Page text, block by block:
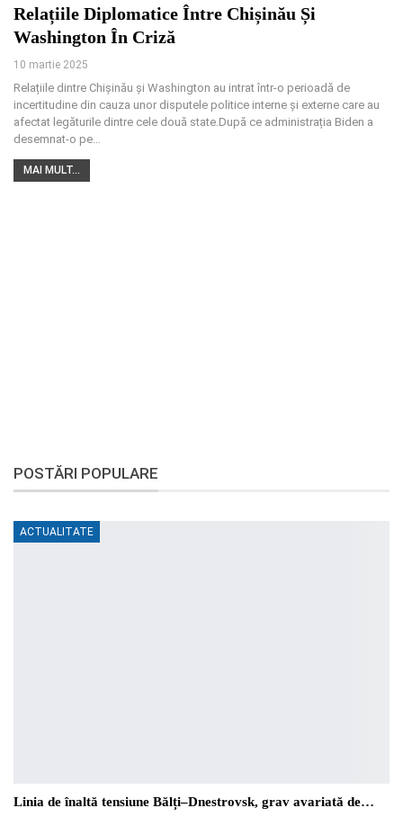
Relațiile Diplomatice Între Chișinău Și
Washington În Criză
10 martie 2025
Relațiile dintre Chișinău și Washington au intrat într-o perioadă de
incertitudine din cauza unor disputele politice interne și externe care au
afectat legăturile dintre cele două state.După ce administrația Biden a
desemnat-o pe…
MAI MULT...
POSTĂRI POPULARE
ACTUALITATE
Linia de înaltă tensiune Bălți–Dnestrovsk, grav avariată de…